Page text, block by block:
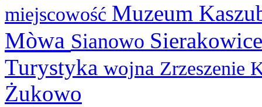
miejscowość Muzeum
Mòwa Sianowo
Turystyka wojna Zrzeszenie
Żukowo